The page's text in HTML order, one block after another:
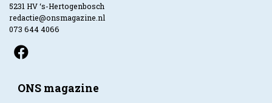
5231 HV ‘s-Hertogenbosch
redactie@onsmagazine.nl
073 644 4066
ONS magazine